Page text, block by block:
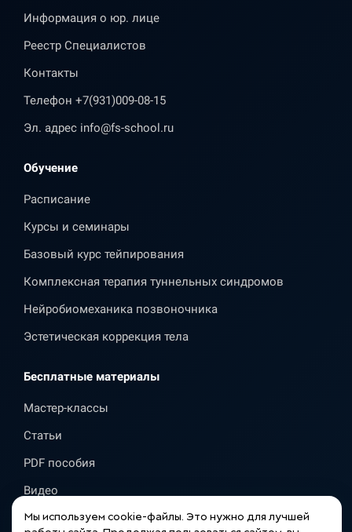
Информация о юр. лице
Реестр Специалистов
Контакты
Телефон +7(931)009-08-15
Эл. адрес info@fs-school.ru
Обучение
Расписание
Курсы и семинары
Базовый курс тейпирования
Комплексная терапия туннельных синдромов
Нейробиомеханика позвоночника
Эстетическая коррекция тела
Бесплатные материалы
Мастер-классы
Статьи
PDF пособия
Видео
Справочник Тестов
Мы используем cookie-файлы. Это нужно для лучшей